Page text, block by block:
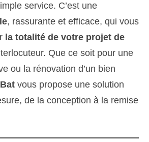
service. C’est une
, rassurante et efficace, qui vous
la totalité de votre projet de
Que ce soit pour une
ou la rénovation d’un bien
vous propose une solution
de la conception à la remise